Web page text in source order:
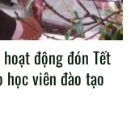
động đón Tết
học viên đào tạo